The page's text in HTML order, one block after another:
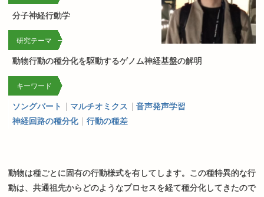
分子神経行動学
研究テーマ
動物行動の種分化を駆動するゲノム神経基盤の解明
キーワード
ソングバート マルチオミクス
音声発声学習
神経回路の種分化
行動の種差
動物は種ごとに固有の行動様式を有してします。この種特異的な行
動は、共通祖先からどのようなプロセスを経て種分化してきたので